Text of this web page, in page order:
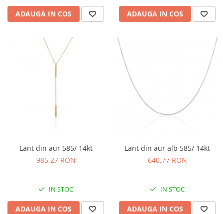
ADAUGA IN COS ADAUGA IN COS
Lant din aur 585/ 14kt
985,27 RON
IN STOC
ADAUGA IN COS
Lant din aur alb 585/ 14kt
640,77 RON
IN STOC
ADAUGA IN COS